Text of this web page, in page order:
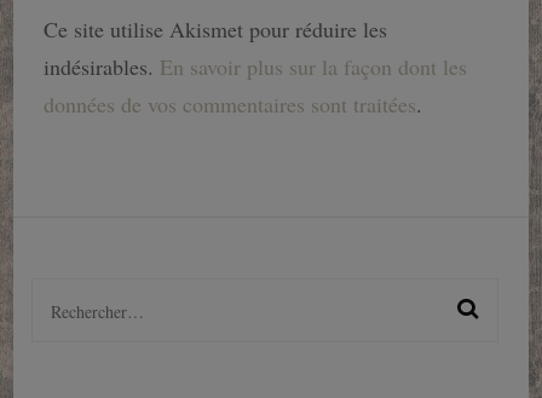
Ce site utilise Akismet pour réduire les
indésirables. En savoir plus sur la façon dont les
données de vos commentaires sont traitées.
Rechercher :